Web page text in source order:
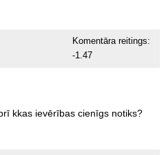
Komentāra reitings:
-1.47
kkas ievērības cienīgs notiks?